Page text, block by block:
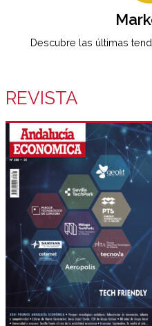
Descubre las últimas
REVISTA